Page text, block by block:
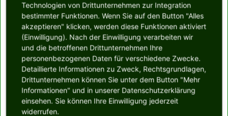
Technologien von Drittunternehmen zur Integration
bestimmter Funktionen. Wenn Sie auf den Button "Alles
akzeptieren" klicken, werden diese Funktionen aktiviert
(Einwilligung). Nach der Einwilligung verarbeiten wir
und die betroffenen Drittunternehmen Ihre
personenbezogenen Daten für verschiedene Zwecke.
Detaillierte Informationen zu Zweck, Rechtsgrundlagen,
Drittunternehmen können Sie unter dem Button "Mehr
Informationen" und in unserer Datenschutzerklärung
einsehen. Sie können Ihre Einwilligung jederzeit
widerrufen.